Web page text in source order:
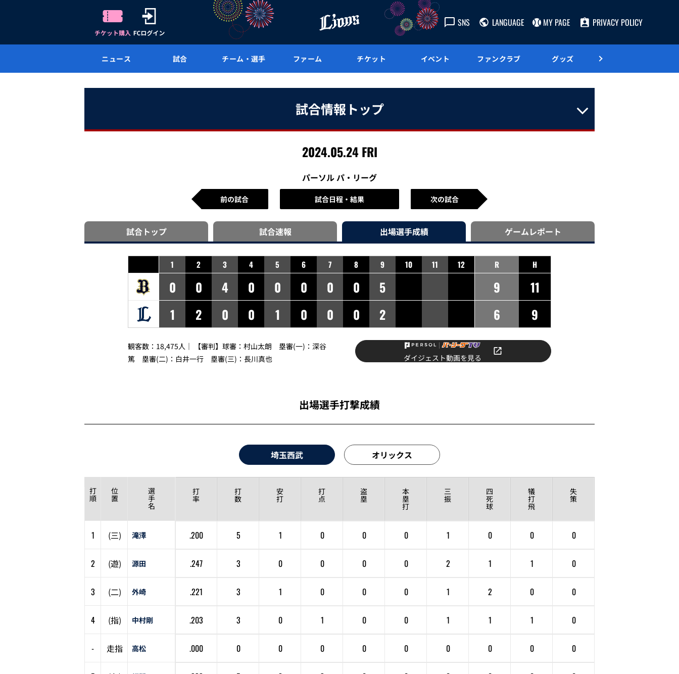
SNS LANGUAGE MY PAGE PRIVACY POLICY
ニュース 試合 チーム・選手 ファーム チケット イベント ファンクラブ グッズ
試合情報トップ
2024.05.24 FRI
パーソル パ・リーグ
前の試合 試合日程・結果 次の試合
試合トップ 試合速報 出場選手成績 ゲームレポート
1 2 3 4 5 6 7 8 9 10 11 12
0 0 4 0 0 0 0 0
5
1
2 0 0 1 0 0 0 2
R H
9
11
6
9
観客数：18,475人｜ 【審判】球審： 村山太朗 塁審(一)： 深谷
篤 塁審(二)： 白井一行 塁審(三)： 長川真也 ダイジェスト動画を見る
出場選手打撃成績
埼玉西武 オリックス
打
順
位
置
選
手
名
打
率
打
数
安
打
打
点
盗
塁
本
塁
打
三
振
四
死
球
犠
打
飛
失
策
1 (三) 滝澤 .200 5 1 0 0 0 1 0 0 0
2 (遊) 源田 .247 3 0 0 0 0 2 1 1 0
3 (二) 外崎 .221 3 1 0 0 0 1 2 0 0
4 (指) 中村剛 .203 3 0 1 0 0 1 1 1 0
- 走指 高松 .000 0 0 0 0 0 0 0 0 0